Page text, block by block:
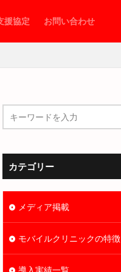
援協定 お問い合わせ
カテゴリー
メディア掲載
モバイルクリニックの特徴
導入実績一覧
ェルター
ハブ仮設
リオンシーリング